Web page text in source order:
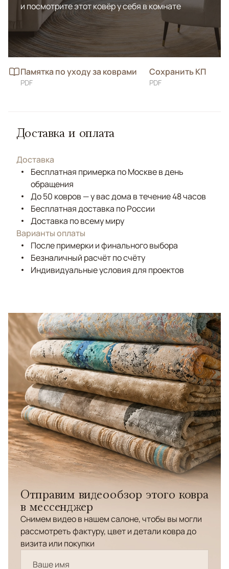
и посмотрите этот ковёр у себя в комнате
Памятка по уходу за коврами
PDF
Сохранить КП
PDF
Доставка и оплата
Доставка
Бесплатная примерка по Москве в день
обращения
До 50 ковров — у вас дома в течение 48 часов
Бесплатная доставка по России
Доставка по всему миру
Варианты оплаты
После примерки и финального выбора
Безналичный расчёт по счёту
Индивидуальные условия для проектов
Отправим видеообзор этого ковра
в мессенджер
Снимем видео в нашем салоне, чтобы вы могли
рассмотреть фактуру, цвет и детали ковра до
визита или покупки